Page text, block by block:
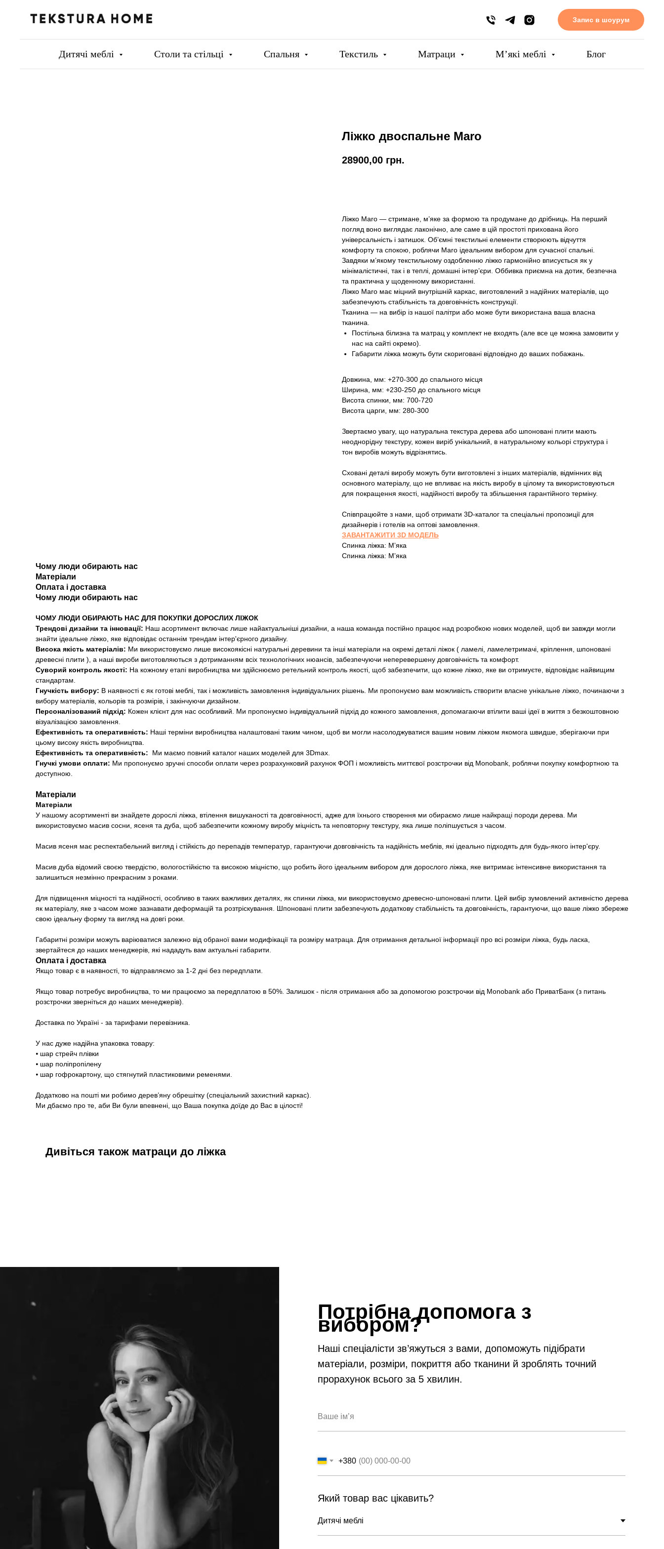
Запис в шоурум
Дитячі меблі Столи та стільці Спальня Текстиль Матраци Мʼякі меблі Блог
Ліжко двоспальне Maro
28900,00 грн.
Ліжко Maro — стримане, м’яке за формою та продумане до дрібниць. На перший
погляд воно виглядає лаконічно, але саме в цій простоті прихована його
універсальність і затишок. Об’ємні текстильні елементи створюють відчуття
комфорту та спокою, роблячи Maro ідеальним вибором для сучасної спальні.
Завдяки м’якому текстильному оздобленню ліжко гармонійно вписується як у
мінімалістичні, так і в теплі, домашні інтер’єри. Оббивка приємна на дотик, безпечна
та практична у щоденному використанні.
Ліжко Maro має міцний внутрішній каркас, виготовлений з надійних матеріалів, що
забезпечують стабільність та довговічність конструкції.
Тканина — на вибір із нашої палітри або може бути використана ваша власна
тканина.
Постільна білизна та матрац у комплект не входять (але все це можна замовити у
нас на сайті окремо).
Габарити ліжка можуть бути скориговані відповідно до ваших побажань.
Довжина, мм: +270-300 до спального місця
Ширина, мм: +230-250 до спального місця
Висота спинки, мм: 700-720
Висота царги, мм: 280-300
Звертаємо увагу, що натуральна текстура дерева або шпоновані плити мають
неоднорідну текстуру, кожен виріб унікальний, в натуральному кольорі структура і
тон виробів можуть відрізнятись.
Сховані деталі виробу можуть бути виготовлені з інших матеріалів, відмінних від
основного матеріалу, що не впливає на якість виробу в цілому та використовуються
для покращення якості, надійності виробу та збільшення гарантійного терміну.
Співпрацюйте з нами, щоб отримати 3D-каталог та спеціальні пропозиції для
дизайнерів і готелів на оптові замовлення.
ЗАВАНТАЖИТИ 3D МОДЕЛЬ
Спинка ліжка: Мʼяка
Спинка ліжка: Мʼяка
Чому люди обирають нас
Матеріали
Оплата і доставка
Чому люди обирають нас
ЧОМУ ЛЮДИ ОБИРАЮТЬ НАС ДЛЯ ПОКУПКИ ДОРОСЛИХ ЛІЖОК
Трендові дизайни та інновації: Наш асортимент включає лише найактуальніші дизайни, а наша команда постійно працює над розробкою нових моделей, щоб ви завжди могли
знайти ідеальне ліжко, яке відповідає останнім трендам інтер'єрного дизайну.
Висока якість матеріалів: Ми використовуємо лише високоякісні натуральні деревини та інші матеріали на окремі деталі ліжок ( ламелі, ламелетримачі, кріплення, шпоновані
древесні плити ), а наші вироби виготовляються з дотриманням всіх технологічних нюансів, забезпечуючи неперевершену довговічність та комфорт.
Суворий контроль якості: На кожному етапі виробництва ми здійснюємо ретельний контроль якості, щоб забезпечити, що кожне ліжко, яке ви отримуєте, відповідає найвищим
стандартам.
Гнучкість вибору: В наявності є як готові меблі, так і можливість замовлення індивідуальних рішень. Ми пропонуємо вам можливість створити власне унікальне ліжко, починаючи з
вибору матеріалів, кольорів та розмірів, і закінчуючи дизайном.
Персоналізований підхід: Кожен клієнт для нас особливий. Ми пропонуємо індивідуальний підхід до кожного замовлення, допомагаючи втілити ваші ідеї в життя з безкоштовною
візуалізацією замовлення.
Ефективність та оперативність: Наші терміни виробництва налаштовані таким чином, щоб ви могли насолоджуватися вашим новим ліжком якомога швидше, зберігаючи при
цьому високу якість виробництва.
Ефективність та оперативність:
Ми маємо повний каталог наших моделей для 3Dmax.
Гнучкі умови оплати: Ми пропонуємо зручні способи оплати через розрахунковий рахунок ФОП і можливість миттєвої розстрочки від Monobank, роблячи покупку комфортною та
доступною.
Матеріали
Матеріали
У нашому асортименті ви знайдете дорослі ліжка, втілення вишуканості та довговічності, адже для їхнього створення ми обираємо лише найкращі породи дерева. Ми
використовуємо масив сосни, ясеня та дуба, щоб забезпечити кожному виробу міцність та неповторну текстуру, яка лише поліпшується з часом.
Масив ясеня має респектабельний вигляд і стійкість до перепадів температур, гарантуючи довговічність та надійність меблів, які ідеально підходять для будь-якого інтер'єру.
Масив дуба відомий своєю твердістю, вологостійкістю та високою міцністю, що робить його ідеальним вибором для дорослого ліжка, яке витримає інтенсивне використання та
залишиться незмінно прекрасним з роками.
Для підвищення міцності та надійності, особливо в таких важливих деталях, як спинки ліжка, ми використовуємо древесно-шпоновані плити. Цей вибір зумовлений активністю дерева
як матеріалу, яке з часом може зазнавати деформацій та розтріскування. Шпоновані плити забезпечують додаткову стабільність та довговічність, гарантуючи, що ваше ліжко збереже
свою ідеальну форму та вигляд на довгі роки.
Габаритні розміри можуть варіюватися залежно від обраної вами модифікації та розміру матраца. Для отримання детальної інформації про всі розміри ліжка, будь ласка,
звертайтеся до наших менеджерів, які нададуть вам актуальні габарити.
Оплата і доставка
Якщо товар є в наявності, то відправляємо за 1-2 дні без передплати.
Якщо товар потребує виробництва, то ми працюємо за передплатою в 50%. Залишок - після отримання або за допомогою розстрочки від Monobank або ПриватБанк (з питань
розстрочки зверніться до наших менеджерів).
Доставка по Україні - за тарифами перевізника.
У нас дуже надійна упаковка товару:
⦁ шар стрейч плівки
⦁ шар поліпропілену
⦁ шар гофрокартону, що стягнутий пластиковими ременями.
Додатково на пошті ми робимо дерев’яну обрешітку (спеціальний захистний каркас).
Ми дбаємо про те, аби Ви були впевнені, що Ваша покупка доїде до Вас в цілості!
Дивіться також матраци до ліжка
Потрібна допомога з
вибором?
Наші спеціалісти зв’яжуться з вами, допоможуть підібрати
матеріали, розміри, покриття або тканини й зроблять точний
прорахунок всього за 5 хвилин.
+380
Який товар вас цікавить?